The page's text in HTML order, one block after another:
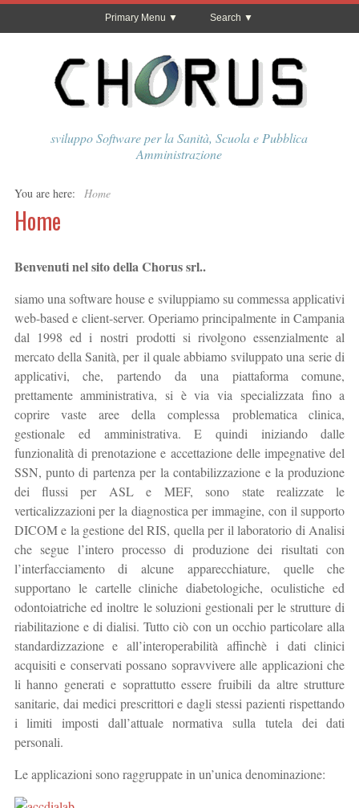
Primary Menu Search
sviluppo Software per la Sanità, Scuola e Pubblica
Amministrazione
You are here: Home
Home
Benvenuti nel sito della Chorus srl..
siamo una software house e sviluppiamo su commessa applicativi
web-based e client-server. Operiamo principalmente in Campania
dal 1998 ed i nostri prodotti si rivolgono essenzialmente al
mercato della Sanità, per il quale abbiamo sviluppato una serie di
applicativi, che, partendo da una piattaforma comune,
prettamente amministrativa, si è via via specializzata fino a
coprire vaste aree della complessa problematica clinica,
gestionale ed amministrativa. E quindi iniziando dalle
funzionalità di prenotazione e accettazione delle impegnative del
SSN, punto di partenza per la contabilizzazione e la produzione
dei flussi per ASL e MEF, sono state realizzate le
verticalizzazioni per la diagnostica per immagine, con il supporto
DICOM e la gestione del RIS, quella per il laboratorio di Analisi
che segue l’intero processo di produzione dei risultati con
l’interfacciamento di alcune apparecchiature, quelle che
supportano le cartelle cliniche diabetologiche, oculistiche ed
odontoiatriche ed inoltre le soluzioni gestionali per le strutture di
riabilitazione e di dialisi. Tutto ciò con un occhio particolare alla
standardizzazione e all’interoperabilità affinchè i dati clinici
acquisiti e conservati possano sopravvivere alle applicazioni che
li hanno generati e soprattutto essere fruibili da altre strutture
sanitarie, dai medici prescrittori e dagli stessi pazienti rispettando
i limiti imposti dall’attuale normativa sulla tutela dei dati
personali.
Le applicazioni sono raggruppate in un’unica denominazione: